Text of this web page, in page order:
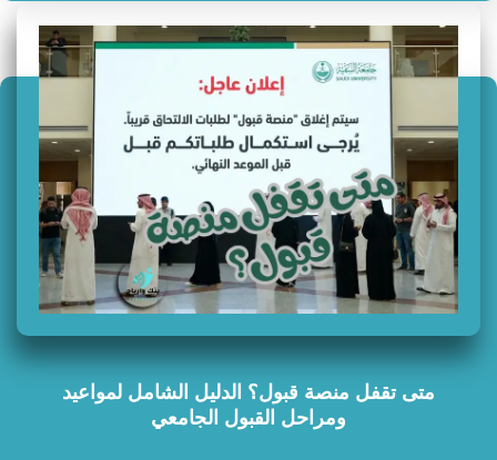
متى تقفل منصة قبول؟ الدليل الشامل لمواعيد
ومراحل القبول الجامعي